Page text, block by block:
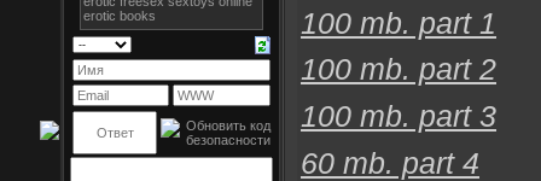
100 mb. part 1
100 mb. part 2
100 mb. part 3
60 mb. part 4